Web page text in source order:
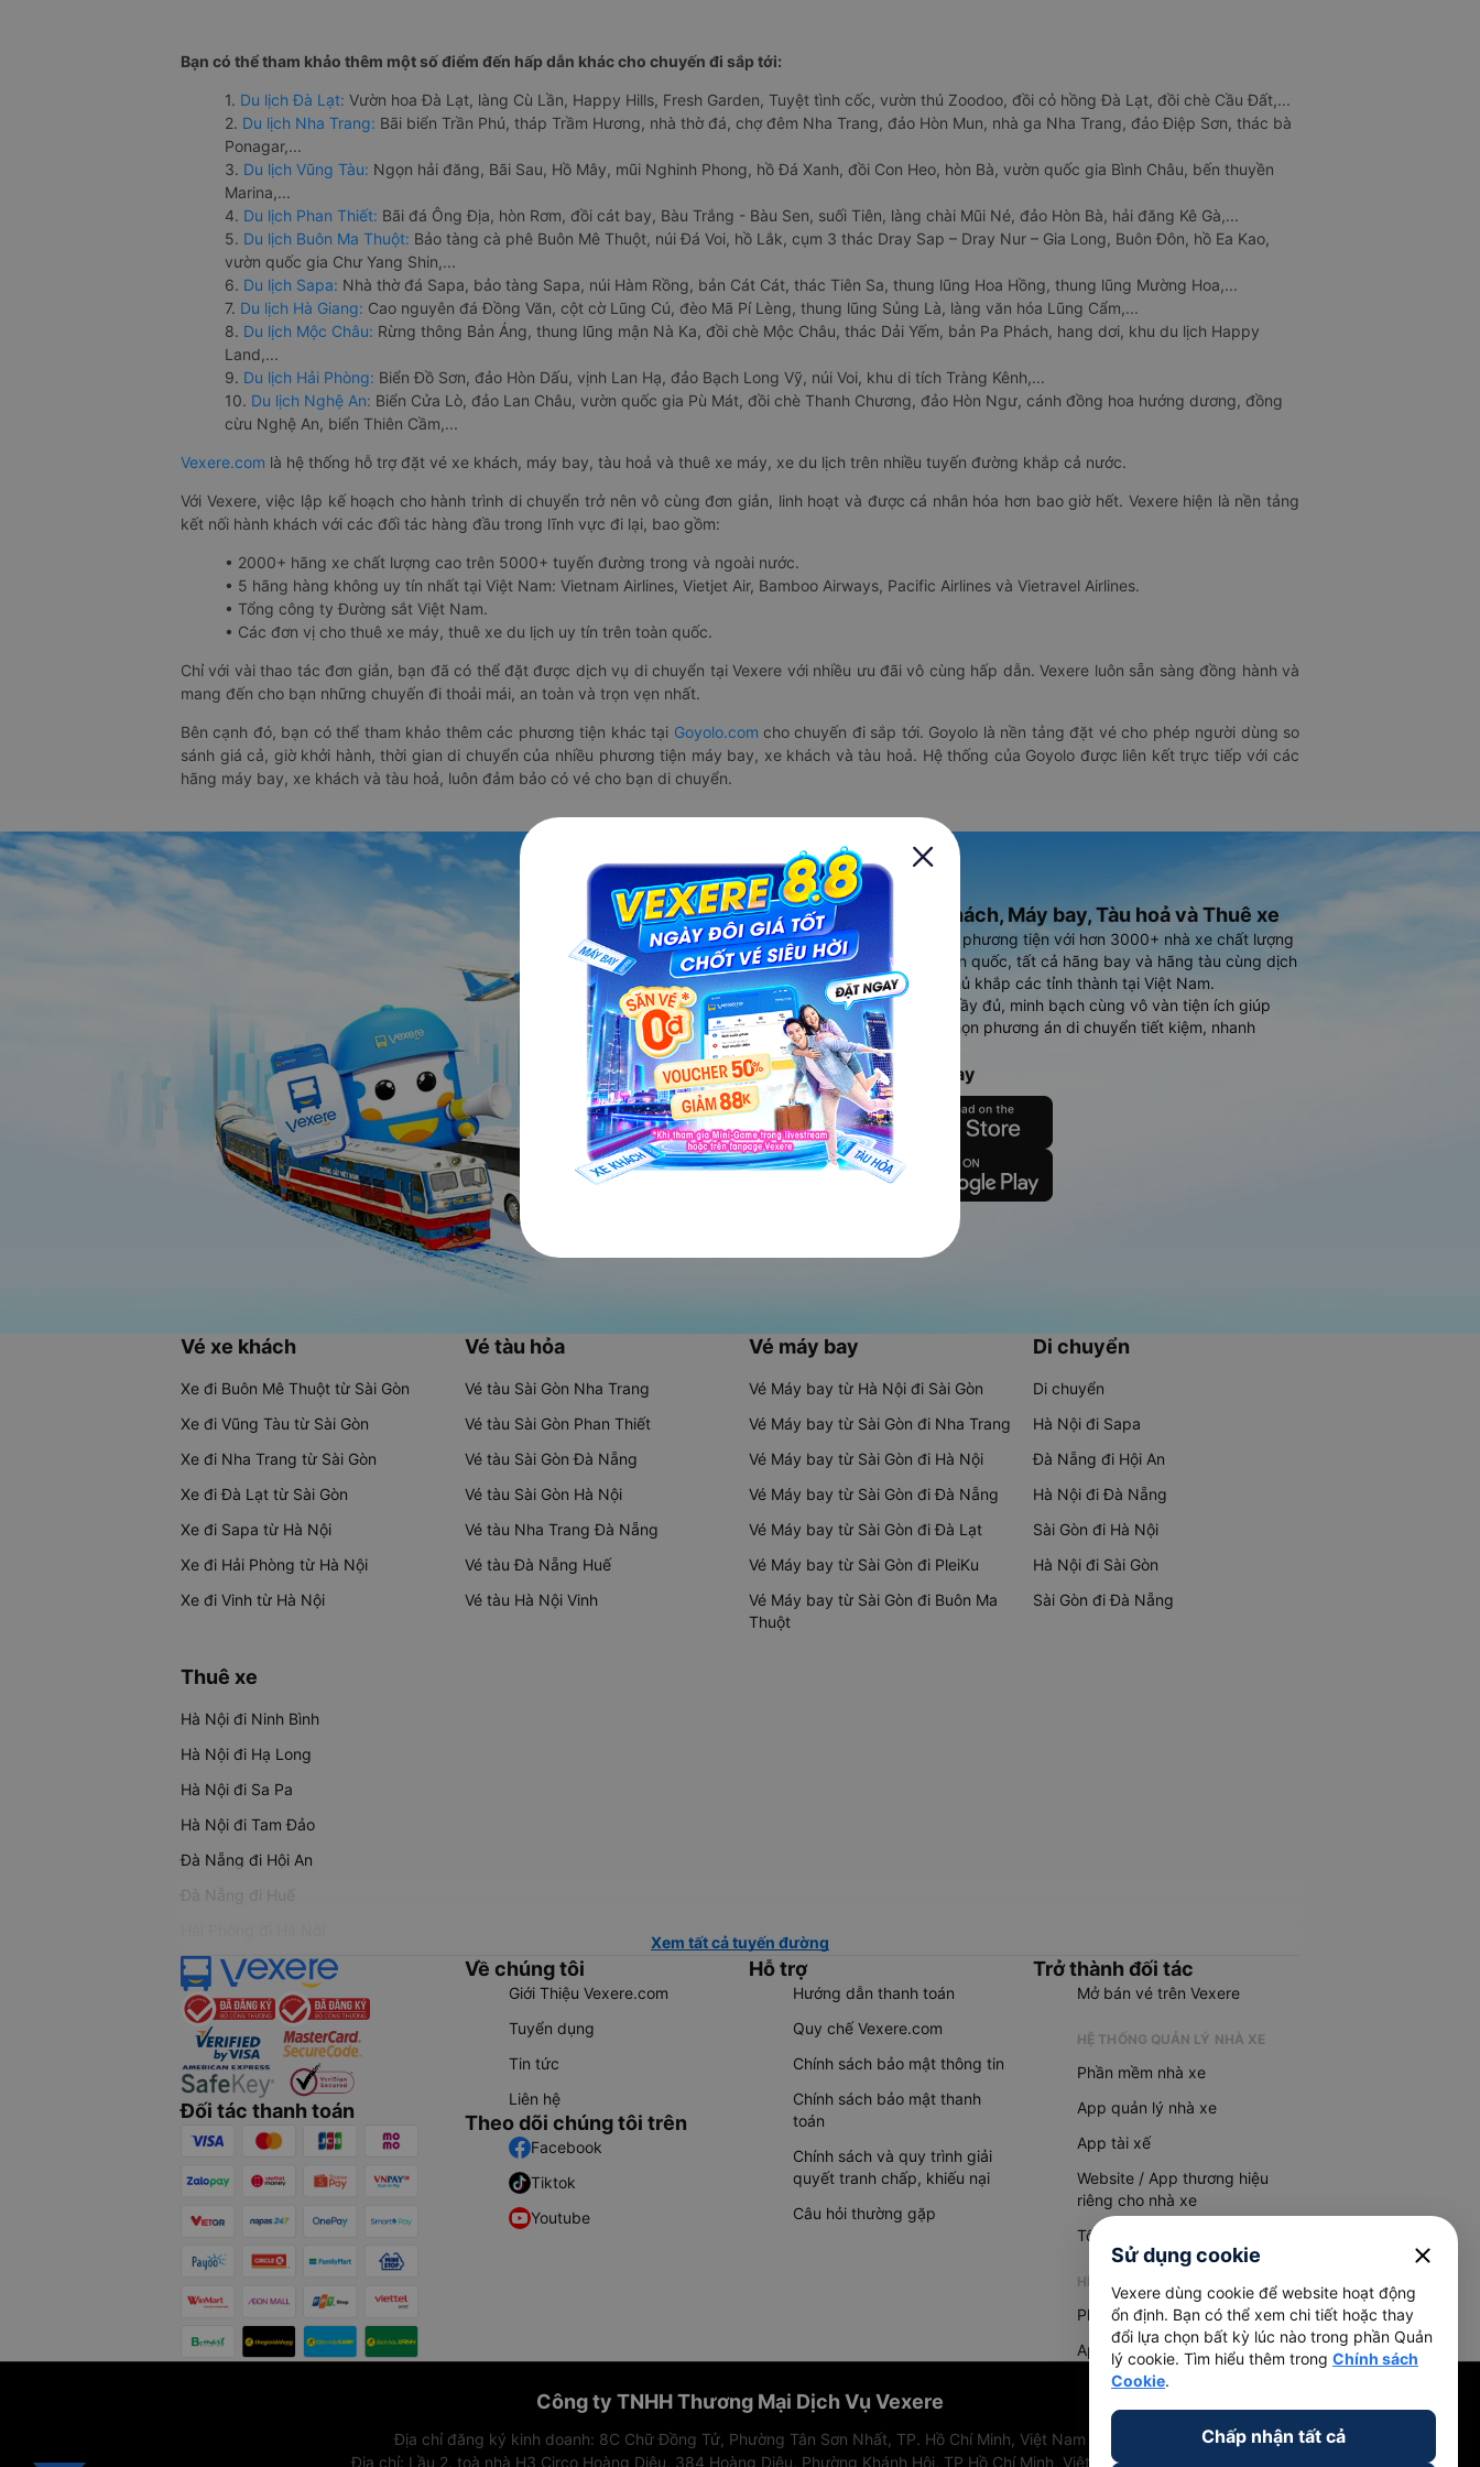
Bạn có thể tham khảo thêm một số điểm đến hấp dẫn khác cho chuyến đi sắp tới:
1. Du lịch Đà Lạt: Vườn hoa Đà Lạt, làng Cù Lần, Happy Hills, Fresh Garden, Tuyệt tình cốc, vườn thú Zoodoo, đồi cỏ hồng Đà Lạt, đồi chè Cầu Đất,...
2. Du lịch Nha Trang: Bãi biển Trần Phú, tháp Trầm Hương, nhà thờ đá, chợ đêm Nha Trang, đảo Hòn Mun, nhà ga Nha Trang, đảo Điệp Sơn, thác bà
Ponagar,...
3. Du lịch Vũng Tàu: Ngọn hải đăng, Bãi Sau, Hồ Mây, mũi Nghinh Phong, hồ Đá Xanh, đồi Con Heo, hòn Bà, vườn quốc gia Bình Châu, bến thuyền
Marina,...
4. Du lịch Phan Thiết: Bãi đá Ông Địa, hòn Rơm, đồi cát bay, Bàu Trắng - Bàu Sen, suối Tiên, làng chài Mũi Né, đảo Hòn Bà, hải đăng Kê Gà,...
5. Du lịch Buôn Ma Thuột: Bảo tàng cà phê Buôn Mê Thuột, núi Đá Voi, hồ Lắk, cụm 3 thác Dray Sap – Dray Nur – Gia Long, Buôn Đôn, hồ Ea Kao,
vườn quốc gia Chư Yang Shin,...
6. Du lịch Sapa: Nhà thờ đá Sapa, bảo tàng Sapa, núi Hàm Rồng, bản Cát Cát, thác Tiên Sa, thung lũng Hoa Hồng, thung lũng Mường Hoa,...
7. Du lịch Hà Giang: Cao nguyên đá Đồng Văn, cột cờ Lũng Cú, đèo Mã Pí Lèng, thung lũng Sủng Là, làng văn hóa Lũng Cẩm,...
8. Du lịch Mộc Châu: Rừng thông Bản Áng, thung lũng mận Nà Ka, đồi chè Mộc Châu, thác Dải Yếm, bản Pa Phách, hang dơi, khu du lịch Happy
Land,...
9. Du lịch Hải Phòng: Biển Đồ Sơn, đảo Hòn Dấu, vịnh Lan Hạ, đảo Bạch Long Vỹ, núi Voi, khu di tích Tràng Kênh,...
10. Du lịch Nghệ An: Biển Cửa Lò, đảo Lan Châu, vườn quốc gia Pù Mát, đồi chè Thanh Chương, đảo Hòn Ngư, cánh đồng hoa hướng dương, đồng
cừu Nghệ An, biển Thiên Cầm,...
Vexere.com là hệ thống hỗ trợ đặt vé xe khách, máy bay, tàu hoả và thuê xe máy, xe du lịch trên nhiều tuyến đường khắp cả nước.
Với Vexere, việc lập kế hoạch cho hành trình di chuyển trở nên vô cùng đơn giản, linh hoạt và được cá nhân hóa hơn bao giờ hết. Vexere hiện là nền tảng
kết nối hành khách với các đối tác hàng đầu trong lĩnh vực đi lại, bao gồm:
• 2000+ hãng xe chất lượng cao trên 5000+ tuyến đường trong và ngoài nước.
• 5 hãng hàng không uy tín nhất tại Việt Nam: Vietnam Airlines, Vietjet Air, Bamboo Airways, Pacific Airlines và Vietravel Airlines.
• Tổng công ty Đường sắt Việt Nam.
• Các đơn vị cho thuê xe máy, thuê xe du lịch uy tín trên toàn quốc.
Chỉ với vài thao tác đơn giản, bạn đã có thể đặt được dịch vụ di chuyển tại Vexere với nhiều ưu đãi vô cùng hấp dẫn. Vexere luôn sẵn sàng đồng hành và
mang đến cho bạn những chuyến đi thoải mái, an toàn và trọn vẹn nhất.
Bên cạnh đó, bạn có thể tham khảo thêm các phương tiện khác tại Goyolo.com cho chuyến đi sắp tới. Goyolo là nền tảng đặt vé cho phép người dùng so
sánh giá cả, giờ khởi hành, thời gian di chuyển của nhiều phương tiện máy bay, xe khách và tàu hoả. Hệ thống của Goyolo được liên kết trực tiếp với các
hãng máy bay, xe khách và tàu hoả, luôn đảm bảo có vé cho bạn di chuyển.
Ứng dụng đặt vé Xe khách, Máy bay, Tàu hoả và Thuê xe
Vexere - ứng dụng đặt vé đa phương tiện với hơn 3000+ nhà xe chất lượng
cao, 5000+ tuyến đường toàn quốc, tất cả hãng bay và hãng tàu cùng dịch
vụ thuê xe máy, xe du lịch phủ khắp các tỉnh thành tại Việt Nam.
Ứng dụng hiển thị thông tin đầy đủ, minh bạch cùng vô vàn tiện ích giúp
người dùng so sánh và lựa chọn phương án di chuyển tiết kiệm, nhanh
chóng và phù hợp nhất.
Tải ứng dụng Vexere ngay
Vé xe khách
Xe đi Buôn Mê Thuột từ Sài Gòn
Xe đi Vũng Tàu từ Sài Gòn
Xe đi Nha Trang từ Sài Gòn
Xe đi Đà Lạt từ Sài Gòn
Xe đi Sapa từ Hà Nội
Xe đi Hải Phòng từ Hà Nội
Xe đi Vinh từ Hà Nội
Vé tàu hỏa
Vé tàu Sài Gòn Nha Trang
Vé tàu Sài Gòn Phan Thiết
Vé tàu Sài Gòn Đà Nẵng
Vé tàu Sài Gòn Hà Nội
Vé tàu Nha Trang Đà Nẵng
Vé tàu Đà Nẵng Huế
Vé tàu Hà Nội Vinh
Vé máy bay
Vé Máy bay từ Hà Nội đi Sài Gòn
Vé Máy bay từ Sài Gòn đi Nha Trang
Vé Máy bay từ Sài Gòn đi Hà Nội
Vé Máy bay từ Sài Gòn đi Đà Nẵng
Vé Máy bay từ Sài Gòn đi Đà Lạt
Vé Máy bay từ Sài Gòn đi PleiKu
Vé Máy bay từ Sài Gòn đi Buôn Ma
Thuột
Di chuyển
Di chuyển
Hà Nội đi Sapa
Đà Nẵng đi Hội An
Hà Nội đi Đà Nẵng
Sài Gòn đi Hà Nội
Hà Nội đi Sài Gòn
Sài Gòn đi Đà Nẵng
Thuê xe
Hà Nội đi Ninh Bình
Hà Nội đi Hạ Long
Hà Nội đi Sa Pa
Hà Nội đi Tam Đảo
Đà Nẵng đi Hội An
Đà Nẵng đi Huế
Xem tất cả tuyến đường
Đối tác thanh toán
Về chúng tôi
Giới Thiệu Vexere.com
Tuyển dụng
Tin tức
Liên hệ
Theo dõi chúng tôi trên
Facebook
Tiktok
Youtube
Hỗ trợ
Hướng dẫn thanh toán
Quy chế Vexere.com
Chính sách bảo mật thông tin
Chính sách bảo mật thanh
toán
Chính sách và quy trình giải
quyết tranh chấp, khiếu nại
Câu hỏi thường gặp
Trở thành đối tác
Mở bán vé trên Vexere
HỆ THỐNG QUẢN LÝ NHÀ XE
Phần mềm nhà xe
App quản lý nhà xe
App tài xế
Website / App thương hiệu
riêng cho nhà xe
Tổng đài AI
HỆ THỐNG QUẢN LÝ HÀNG HOÁ
Phần mềm quản lý hàng hoá
App quản lý hàng hoá
Công ty TNHH Thương Mại Dịch Vụ Vexere
Địa chỉ đăng ký kinh doanh: 8C Chữ Đồng Tử, Phường Tân Sơn Nhất, TP. Hồ Chí Minh, Việt Nam
Địa chỉ: Lầu 2, toà nhà H3 Circo Hoàng Diệu, 384 Hoàng Diệu, Phường Khánh Hội, TP Hồ Chí Minh, Việt Nam
Sử dụng cookie close
Vexere dùng cookie để website hoạt động
ổn định. Bạn có thể xem chi tiết hoặc thay
đổi lựa chọn bất kỳ lúc nào trong phần Quản
lý cookie. Tìm hiểu thêm trong Chính sách
Cookie.
Chấp nhận tất cả